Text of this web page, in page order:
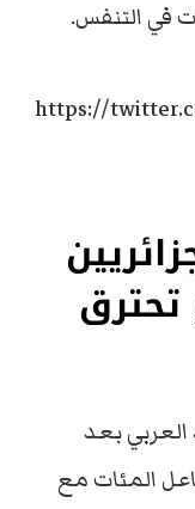
في التنفس.
https://
بعد
المئات مع